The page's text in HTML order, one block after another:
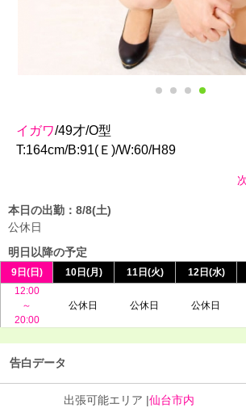
イガワ/49才/O型
T:164cm/B:91(Ｅ)/W:60/H89
次回の出勤
本日の出勤：8/8(土)
公休日
明日以降の予定
9日(日) 10日(月) 11日(火) 12日(水)
12:00
～
20:00
公休日 公休日 公休日
告白データ
出張可能エリア |仙台市内